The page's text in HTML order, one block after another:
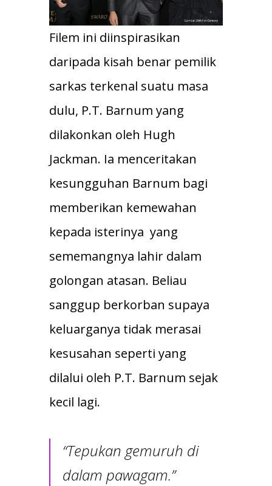
Filem ini diinspirasikan
daripada kisah benar pemilik
sarkas terkenal suatu masa
dulu, P.T. Barnum yang
dilakonkan oleh Hugh
Jackman. Ia menceritakan
kesungguhan Barnum bagi
memberikan kemewahan
kepada isterinya yang
sememangnya lahir dalam
golongan atasan. Beliau
sanggup berkorban supaya
keluarganya tidak merasai
kesusahan seperti yang
dilalui oleh P.T. Barnum sejak
kecil lagi.
“Tepukan gemuruh di
dalam pawagam.”